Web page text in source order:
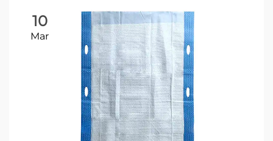
10
Mar